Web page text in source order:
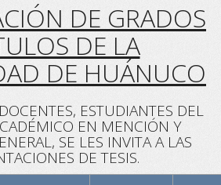
DE GRADOS
DE LA
DE HUÁNUCO
ESTUDIANTES DEL
EN MENCIÓN Y
SE LES INVITA A LAS
DE TESIS.